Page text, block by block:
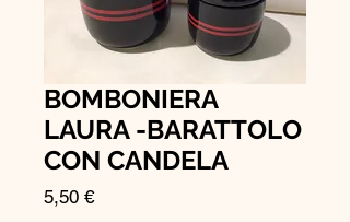
BOMBONIERA
LAURA -BARATTOLO
CON CANDELA
5,50 €Prezzo